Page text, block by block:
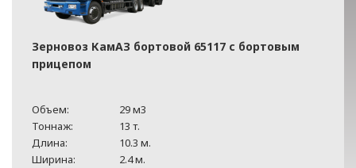
Зерновоз КамАЗ бортовой 65117 с бортовым
прицепом
Объем:
29 м3
Тоннаж:
13 т.
Длина:
10.3 м.
Ширина:
2.4 м.